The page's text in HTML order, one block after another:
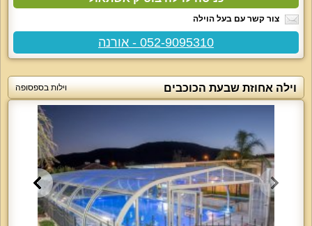
צור קשר עם בעל הוילה
052-9095310 - אורנה
וילה אחוזת שבעת הכוכבים וילות בספסופה